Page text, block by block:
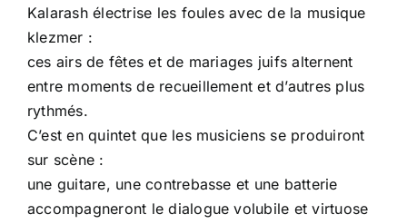
Kalarash électrise les foules avec de la musique
klezmer :
ces airs de fêtes et de mariages juifs alternent
entre moments de recueillement et d’autres plus
rythmés.
C’est en quintet que les musiciens se produiront
sur scène :
une guitare, une contrebasse et une batterie
accompagneront le dialogue volubile et virtuose